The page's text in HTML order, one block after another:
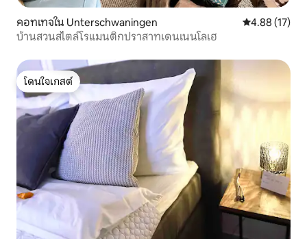
คอทเทจใน Unterschwaningen คะแนนเฉลี่ย
4.88 (17)
บ้านสวนสไตล์โรแมนติกปราสาทเดนเนนโลเฮ
โดนใจเกสต์
โดนใจเกสต์